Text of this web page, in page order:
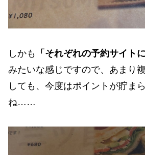
しかも 「それぞれの予約サイト
みたいな感じですので、あまり
しても、今度はポイントが貯ま
ね……